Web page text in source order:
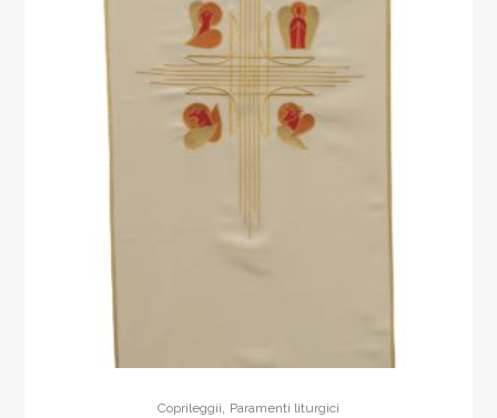
Coprileggii, Paramenti liturgici